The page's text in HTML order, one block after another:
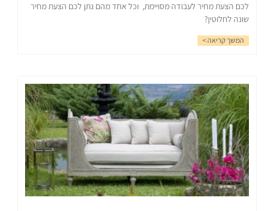
לכם הצעת מחיר לעבודה מסויימת, וכל אחד מהם נתן לכם הצעת מחיר
שונה לחלוטין?
המשך קריאה >